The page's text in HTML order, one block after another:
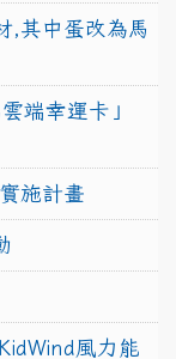
,其中蛋改為馬
端幸運卡」
施計畫
風力能